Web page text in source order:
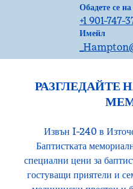
Обадете се на
Обаждане
+1 901-747-
Имейл
_Hampton
РАЗГЛЕДАЙТЕ
Извън I-240 в
Баптистката
специални цени за
гостуващи приятели и